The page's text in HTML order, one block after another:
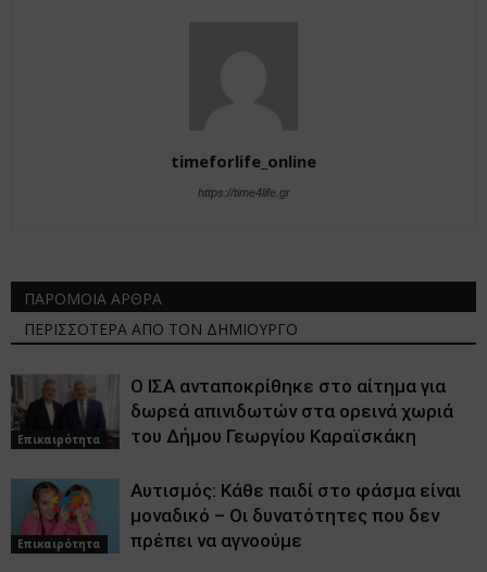
timeforlife_online
https://time4life.gr
ΠΑΡΟΜΟΙΑ ΑΡΘΡΑ
ΠΕΡΙΣΣΟΤΕΡΑ ΑΠΟ ΤΟΝ ΔΗΜΙΟΥΡΓΟ
Επικαιρότητα
Ο ΙΣΑ ανταποκρίθηκε στο αίτημα για
δωρεά απινιδωτών στα ορεινά χωριά
του Δήμου Γεωργίου Καραϊσκάκη
Επικαιρότητα
Αυτισμός: Κάθε παιδί στο φάσμα είναι
μοναδικό – Οι δυνατότητες που δεν
πρέπει να αγνοούμε